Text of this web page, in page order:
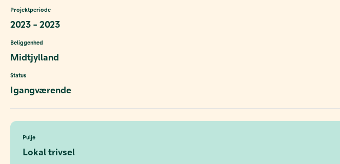
Projektperiode
2023 - 2023
Beliggenhed
Midtjylland
Status
Igangværende
Pulje
Lokal trivsel